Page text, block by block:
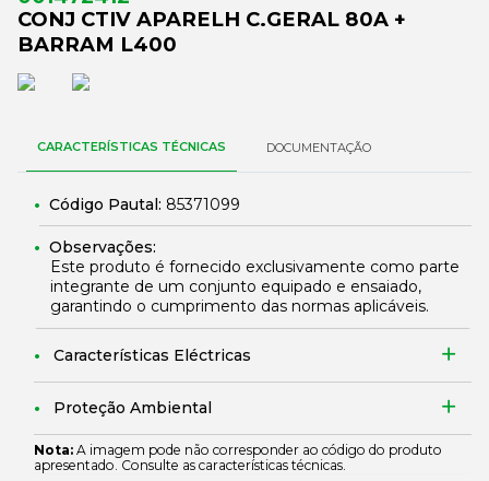
CONJ CTIV APARELH C.GERAL 80A +
BARRAM L400
CARACTERÍSTICAS TÉCNICAS DOCUMENTAÇÃO
Código Pautal: 85371099
Observações:
Este produto é fornecido exclusivamente como parte
integrante de um conjunto equipado e ensaiado,
garantindo o cumprimento das normas aplicáveis.
Características Eléctricas
Proteção Ambiental
Nota: A imagem pode não corresponder ao código do produto
apresentado. Consulte as características técnicas.